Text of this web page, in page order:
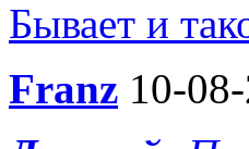
Бывает и
Franz 10-